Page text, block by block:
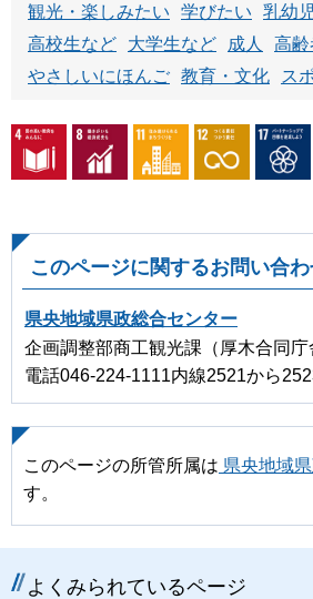
観光・楽しみたい 学びたい 乳幼児
高校生など
大学生など 成人
高齢
やさしいにほんご 教育・文化 ス
このページに関するお問い合
県央地域県政総合センター
企画調整部商工観光課（厚木合同庁
電話046-224-1111内線2521から
このページの所管所属は 県央地域
す。
よくみられているページ